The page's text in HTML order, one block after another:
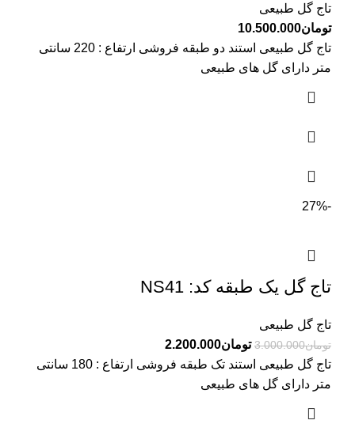
تاج گل طبیعی
تومان10.500.000
تاج گل طبیعی استند دو طبقه فروشی ارتفاع : 220 سانتی
متر دارای گل های طبیعی
-27%
تاج گل یک طبقه کد: NS41
تاج گل طبیعی
تومان3.000.000 تومان2.200.000
تاج گل طبیعی استند تک طبقه فروشی ارتفاع : 180 سانتی
متر دارای گل های طبیعی